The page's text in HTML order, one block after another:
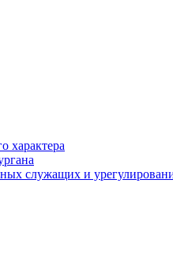
характера
служащих и